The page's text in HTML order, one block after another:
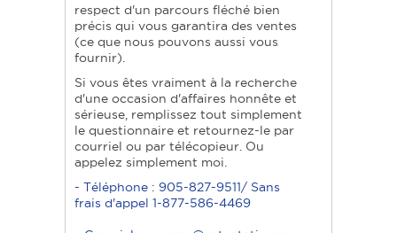
respect d'un parcours fléché bien
précis qui vous garantira des ventes
(ce que nous pouvons aussi vous
fournir).
Si vous êtes vraiment à la recherche
d'une occasion d'affaires honnête et
sérieuse, remplissez tout simplement
le questionnaire et retournez-le par
courriel ou par télécopieur. Ou
appelez simplement moi.
- Téléphone : 905-827-9511/ Sans
frais d'appel 1-877-586-4469